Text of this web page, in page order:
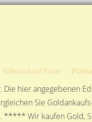
Silberankauf Preise
Die hier angegebenen
Sie
***** Wir kaufen Gold,